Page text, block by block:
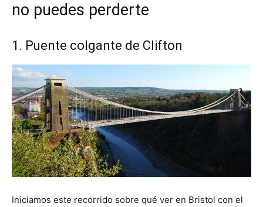
no puedes perderte
1. Puente colgante de Clifton
Iniciamos este recorrido sobre qué ver en Bristol con el